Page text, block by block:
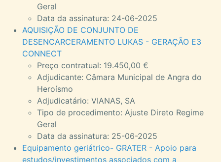
Geral
Data da assinatura: 24-06-2025
AQUISIÇÃO DE CONJUNTO DE
DESENCARCERAMENTO LUKAS - GERAÇÃO E3
CONNECT
Preço contratual: 19.450,00 €
Adjudicante: Câmara Municipal de Angra do
Heroísmo
Adjudicatário: VIANAS, SA
Tipo de procedimento: Ajuste Direto Regime
Geral
Data da assinatura: 25-06-2025
Equipamento geriátrico- GRATER - Apoio para
estudos/investimentos associados com a